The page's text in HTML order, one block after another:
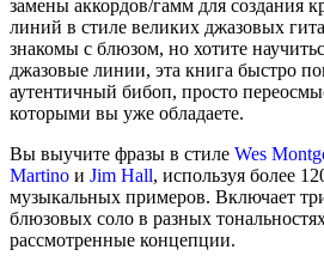
замены аккордов/гамм для создания
линий в стиле великих джазовых
знакомы с блюзом, но хотите
джазовые линии, эта книга быстро
аутентичный бибоп, просто
которыми вы уже обладаете.
Вы выучите фразы в стиле Wes
Martino и Jim Hall, используя более
музыкальных примеров. Включает
блюзовых соло в разных
рассмотренные концепции.